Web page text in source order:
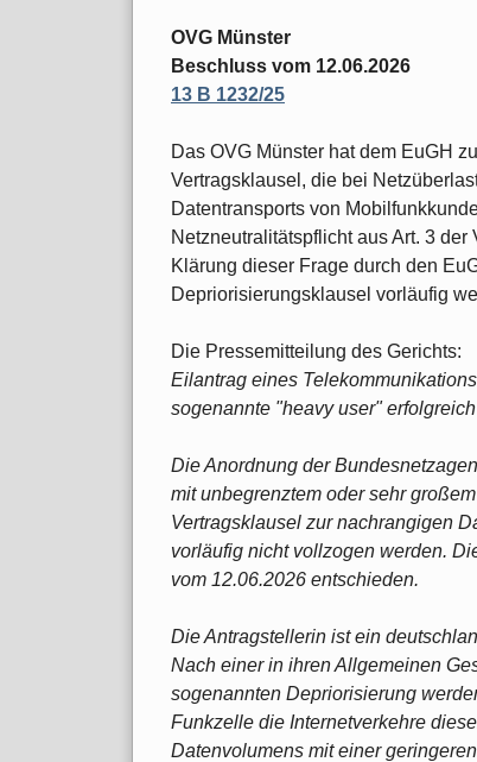
OVG Münster
Beschluss vom 12.06.2026
13 B 1232/25
Das OVG Münster hat dem EuGH
Vertragsklausel, die bei
Datentransports von
Netzneutralitätspflicht aus Art. 3
Klärung dieser Frage durch den
Depriorisierungsklausel vorläufig
Die Pressemitteilung des Gerichts:
Eilantrag eines
sogenannte "heavy user" erfolgreich
Die Anordnung der
mit unbegrenztem oder sehr
Vertragsklausel zur nachrangigen
vorläufig nicht vollzogen werden.
vom 12.06.2026 entschieden.
Die Antragstellerin ist ein
Nach einer in ihren Allgemeinen
sogenannten Depriorisierung
Funkzelle die Internetverkehre
Datenvolumens mit einer